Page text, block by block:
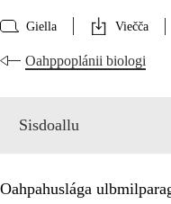
Giella Viečča
Oahppoplánii biologi
Sisdoallu
Oahpahuslága